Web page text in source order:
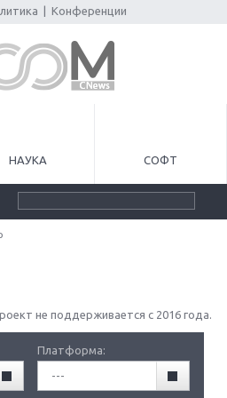
Конференции
НАУКА СОФТ
не поддерживается с 2016 года.
Платформа:
---